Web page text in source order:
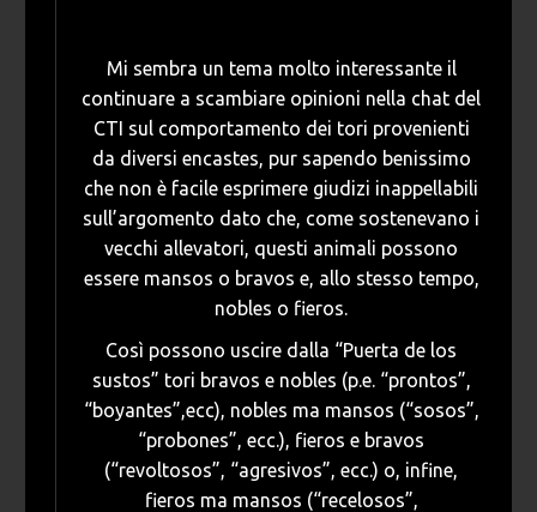
Mi sembra un tema molto interessante il
continuare a scambiare opinioni nella chat del
CTI sul comportamento dei tori provenienti
da diversi encastes, pur sapendo benissimo
che non è facile esprimere giudizi inappellabili
sull’argomento dato che, come sostenevano i
vecchi allevatori, questi animali possono
essere mansos o bravos e, allo stesso tempo,
nobles o fieros.
Così possono uscire dalla “Puerta de los
sustos” tori bravos e nobles (p.e. “prontos”,
“boyantes”,ecc), nobles ma mansos (“sosos”,
“probones”, ecc.), fieros e bravos
(“revoltosos”, “agresivos”, ecc.) o, infine,
fieros ma mansos (“recelosos”,